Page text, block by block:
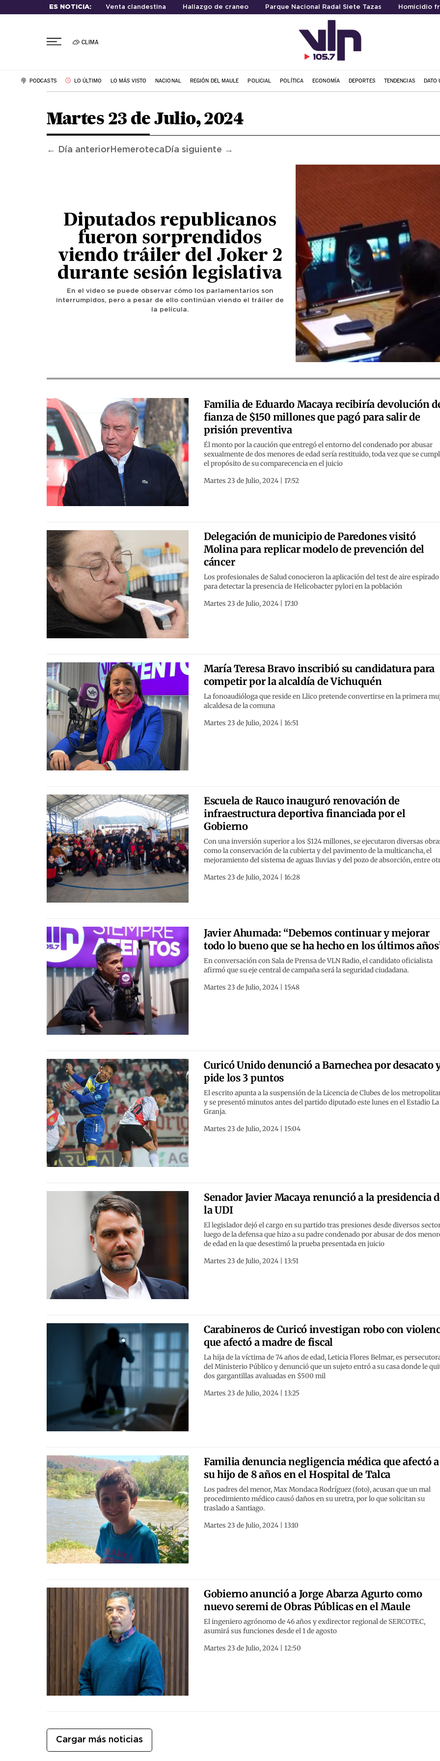
ES NOTICIA: Venta clandestina Hallazgo de craneo Parque Nacional Radal Siete Tazas Homicidio
CLIMA
PODCASTS LO ÚLTIMO LO MÁS VISTO NACIONAL REGIÓN DEL MAULE POLICIAL POLÍTICA ECONOMÍA DEPORTES TENDENCIAS DATO
Martes 23 de Julio, 2024
← Día anteriorHemeroteca Día siguiente →
Diputados republicanos
fueron sorprendidos
viendo tráiler del Joker 2
durante sesión legislativa
En el video se puede observar cómo los parlamentarios son
interrumpidos, pero a pesar de ello continúan viendo el tráiler de
la película.
Familia de Eduardo Macaya recibiría devolución
fianza de $150 millones que pagó para salir de
prisión preventiva
Él monto por la caución que entregó el entorno del condenado por abusar
sexualmente de dos menores de edad sería restituido, toda vez que se
el propósito de su comparecencia en el juicio
Martes 23 de Julio, 2024 | 17:52
Delegación de municipio de Paredones visitó
Molina para replicar modelo de prevención del
cáncer
Los profesionales de Salud conocieron la aplicación del test de aire espirado
para detectar la presencia de Helicobacter pylori en la población
Martes 23 de Julio, 2024 | 17:10
María Teresa Bravo inscribió su candidatura para
competir por la alcaldía de Vichuquén
La fonoaudióloga que reside en Llico pretende convertirse en la primera
alcaldesa de la comuna
Martes 23 de Julio, 2024 | 16:51
Escuela de Rauco inauguró renovación de
infraestructura deportiva financiada por el
Gobierno
Con una inversión superior a los $124 millones, se ejecutaron diversas
como la conservación de la cubierta y del pavimento de la multicancha, el
mejoramiento del sistema de aguas lluvias y del pozo de absorción, entre
Martes 23 de Julio, 2024 | 16:28
Javier Ahumada: “Debemos continuar y mejorar
todo lo bueno que se ha hecho en los últimos
En conversación con Sala de Prensa de VLN Radio, el candidato oficialista
afirmó que su eje central de campaña será la seguridad ciudadana.
Martes 23 de Julio, 2024 | 15:48
Curicó Unido denunció a Barnechea por desacato
pide los 3 puntos
El escrito apunta a la suspensión de la Licencia de Clubes de los
y se presentó minutos antes del partido diputado este lunes en el Estadio La
Granja.
Martes 23 de Julio, 2024 | 15:04
Senador Javier Macaya renunció a la presidencia
la UDI
El legislador dejó el cargo en su partido tras presiones desde diversos
luego de la defensa que hizo a su padre condenado por abusar de dos
de edad en la que desestimó la prueba presentada en juicio
Martes 23 de Julio, 2024 | 13:51
Carabineros de Curicó investigan robo con
que afectó a madre de fiscal
La hija de la víctima de 74 años de edad, Leticia Flores Belmar, es
del Ministerio Público y denunció que un sujeto entró a su casa donde le
dos gargantillas avaluadas en $500 mil
Martes 23 de Julio, 2024 | 13:25
Familia denuncia negligencia médica que afectó a
su hijo de 8 años en el Hospital de Talca
Los padres del menor, Max Mondaca Rodríguez (foto), acusan que un mal
procedimiento médico causó daños en su uretra, por lo que solicitan su
traslado a Santiago.
Martes 23 de Julio, 2024 | 13:10
Gobierno anunció a Jorge Abarza Agurto como
nuevo seremi de Obras Públicas en el Maule
El ingeniero agrónomo de 46 años y exdirector regional de SERCOTEC,
asumirá sus funciones desde el 1 de agosto
Martes 23 de Julio, 2024 | 12:50
Cargar más noticias